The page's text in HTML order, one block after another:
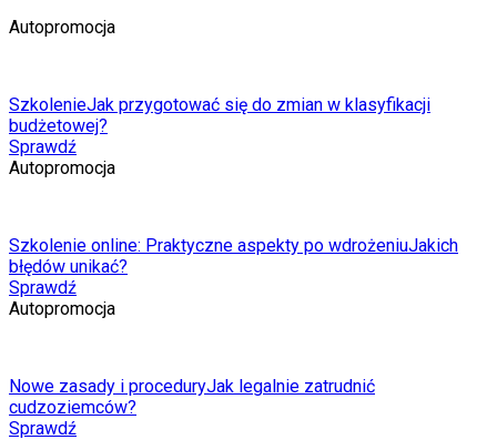
Autopromocja
SzkolenieJak przygotować się do zmian w klasyfikacji
budżetowej?
Sprawdź
Autopromocja
Szkolenie online: Praktyczne aspekty po wdrożeniuJakich
błędów unikać?
Sprawdź
Autopromocja
Nowe zasady i proceduryJak legalnie zatrudnić
cudzoziemców?
Sprawdź